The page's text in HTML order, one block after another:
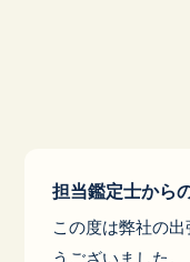
担当鑑定士から
この度は弊社の
うございました